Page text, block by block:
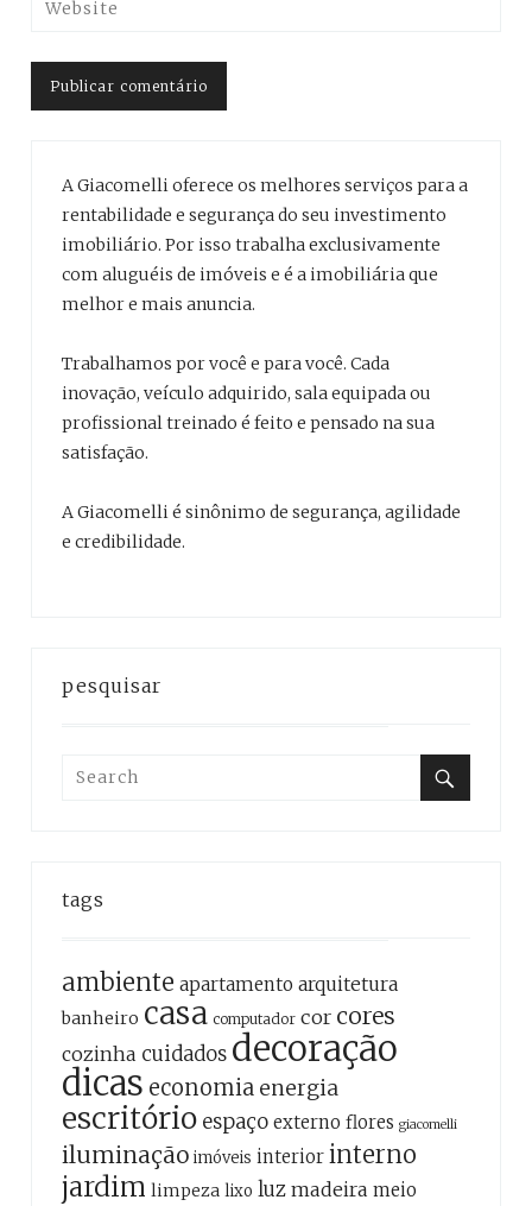
A Giacomelli oferece os melhores serviços para a
rentabilidade e segurança do seu investimento
imobiliário. Por isso trabalha exclusivamente
com aluguéis de imóveis e é a imobiliária que
melhor e mais anuncia.
Trabalhamos por você e para você. Cada
inovação, veículo adquirido, sala equipada ou
profissional treinado é feito e pensado na sua
satisfação.
A Giacomelli é sinônimo de segurança, agilidade
e credibilidade.
pesquisar
Search
tags
ambiente apartamento arquitetura
banheiro casa computador cor cores
cozinha cuidados decoração
dicas economia energia
escritório espaço externo flores giacomelli
iluminação imóveis interior interno
jardim limpeza lixo luz madeira meio